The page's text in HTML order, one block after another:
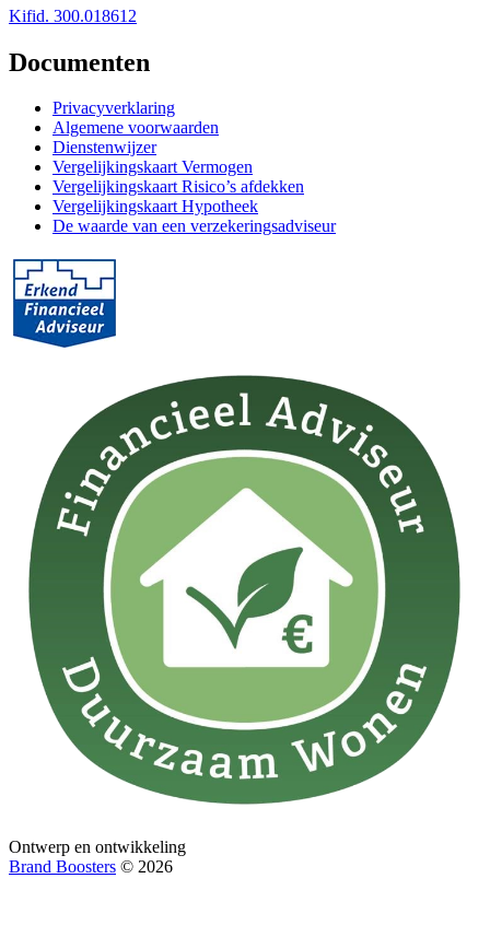
Kifid. 300.018612
Documenten
Privacyverklaring
Algemene voorwaarden
Dienstenwijzer
Vergelijkingskaart Vermogen
Vergelijkingskaart Risico’s afdekken
Vergelijkingskaart Hypotheek
De waarde van een verzekeringsadviseur
Ontwerp en ontwikkeling
Brand Boosters © 2026